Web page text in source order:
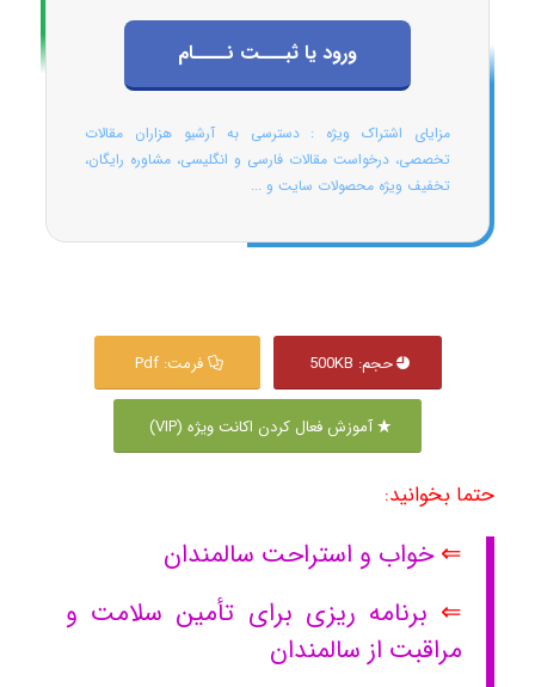
ورود یا ثبـــت نــــام
مزایای اشتراک ویژه : دسترسی به آرشیو هزاران مقالات
تخصصی، درخواست مقالات فارسی و انگلیسی، مشاوره رایگان،
تخفیف ویژه محصولات سایت و ...
حجم: 500KB فرمت: Pdf
آموزش فعال کردن اکانت ویژه (VIP)
حتما بخوانید:
⇐خواب و استراحت سالمندان
⇐ برنامه‌ ریزی برای تأمین سلامت و
مراقبت از سالمندان